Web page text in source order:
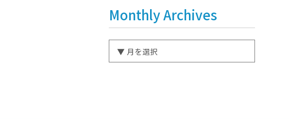
Monthly Archives